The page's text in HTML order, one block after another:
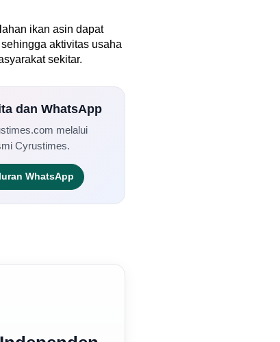
ikan asin dapat
aktivitas usaha
sekitar.
dan WhatsApp
melalui
Cyrustimes.
WhatsApp